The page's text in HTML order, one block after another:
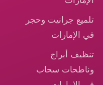
تلميع جرانيت وحجر
في الإمارات
تنظيف أبراج
وناطحات سحاب